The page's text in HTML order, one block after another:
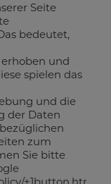
Seite
bedeutet,
und
spielen das
und die
der Daten
zum
Sie bitte